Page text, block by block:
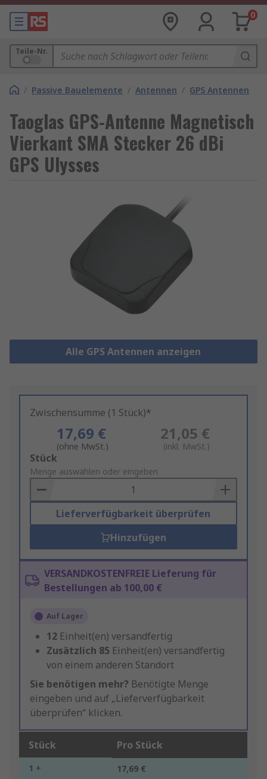
0
Teile-Nr.
/ Passive Bauelemente / Antennen / GPS Antennen
Taoglas GPS-Antenne Magnetisch
Vierkant SMA Stecker 26 dBi
GPS Ulysses
Alle GPS Antennen anzeigen
Zwischensumme (1 Stück)*
17,69 €
(ohne MwSt.)
21,05 €
(inkl. MwSt.)
Add
to
Basket
Stück
Menge auswählen oder eingeben
Lieferverfügbarkeit überprüfen
Hinzufügen
VERSANDKOSTENFREIE Lieferung für
Bestellungen ab 100,00 €
Auf Lager
12 Einheit(en) versandfertig
Zusätzlich 85 Einheit(en) versandfertig
von einem anderen Standort
Sie benötigen mehr? Benötigte Menge
eingeben und auf „Lieferverfügbarkeit
überprüfen“ klicken.
Stück Pro Stück
1 + 17,69 €